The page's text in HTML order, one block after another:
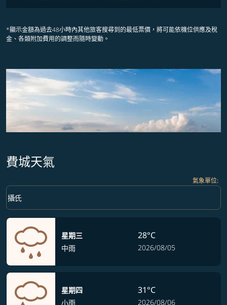
*顯示金額為過去48小時內其他旅客搜尋到的最低票價，將可能依機位供應及稅
金、各類附加費用的調整而隨時變動。
費城天氣
氣象單位:
Weather unit option 攝氏 Selected
攝氏
keyboard_arrow_down
星期三
中雨
28°C
2026/08/05
星期四
小雨
31°C
2026/08/06